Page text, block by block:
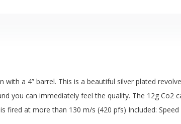
a 4” barrel. This is a beautiful silver plated
you can immediately feel the quality. The 12g Co2
fired at more than 130 m/s (420 pfs) Included: